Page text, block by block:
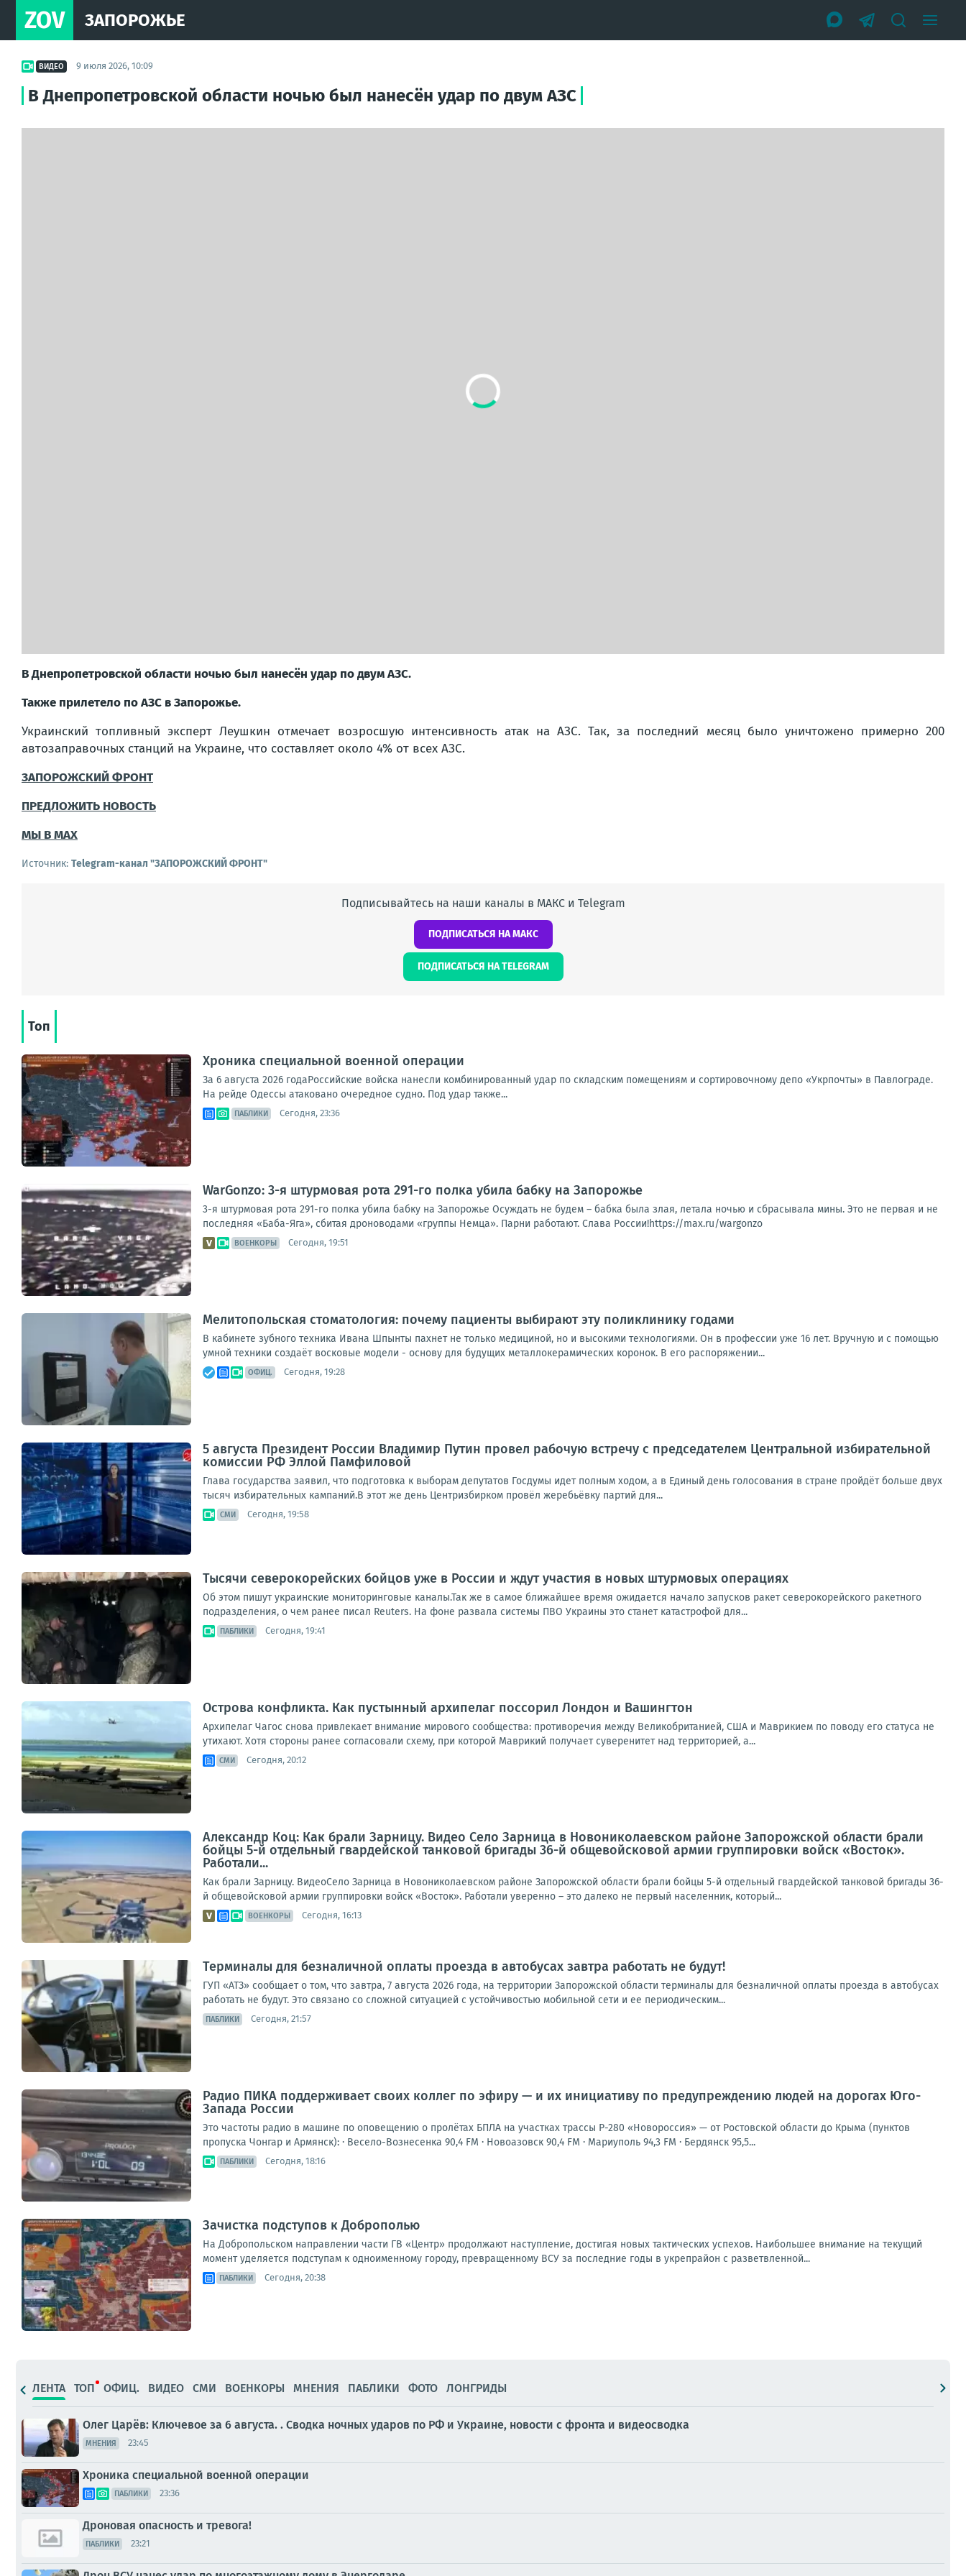
ZOV ЗАПОРОЖЬЕ
ВИДЕО 9 июля 2026, 10:09
В Днепропетровской области ночью был нанесён удар по двум АЗС
В Днепропетровской области ночью был нанесён удар по двум АЗС.
Также прилетело по АЗС в Запорожье.
Украинский топливный эксперт Леушкин отмечает возросшую интенсивность атак на АЗС. Так, за последний месяц было уничтожено примерно 200
автозаправочных станций на Украине, что составляет около 4% от всех АЗС.
ЗАПОРОЖСКИЙ ФРОНТ
ПРЕДЛОЖИТЬ НОВОСТЬ
МЫ В MAX
Источник: Telegram-канал "ЗАПОРОЖСКИЙ ФРОНТ"
Подписывайтесь на наши каналы в МАКС и Telegram
ПОДПИСАТЬСЯ НА МАКС
ПОДПИСАТЬСЯ НА TELEGRAM
Топ
Хроника специальной военной операции
За 6 августа 2026 годаРоссийские войска нанесли комбинированный удар по складским помещениям и сортировочному депо «Укрпочты» в Павлограде.
На рейде Одессы атаковано очередное судно. Под удар также...
ПАБЛИКИ Сегодня, 23:36
WarGonzo: 3-я штурмовая рота 291-го полка убила бабку на Запорожье
3-я штурмовая рота 291-го полка убила бабку на Запорожье Осуждать не будем – бабка была злая, летала ночью и сбрасывала мины. Это не первая и не
последняя «Баба-Яга», сбитая дроноводами «группы Немца». Парни работают. Слава России!https://max.ru/wargonzo
ВОЕНКОРЫ Сегодня, 19:51
Мелитопольская стоматология: почему пациенты выбирают эту поликлинику годами
В кабинете зубного техника Ивана Шпынты пахнет не только медициной, но и высокими технологиями. Он в профессии уже 16 лет. Вручную и с помощью
умной техники создаёт восковые модели - основу для будущих металлокерамических коронок. В его распоряжении...
ОФИЦ. Сегодня, 19:28
5 августа Президент России Владимир Путин провел рабочую встречу с председателем Центральной избирательной
комиссии РФ Эллой Памфиловой
Глава государства заявил, что подготовка к выборам депутатов Госдумы идет полным ходом, а в Единый день голосования в стране пройдёт больше двух
тысяч избирательных кампаний.В этот же день Центризбирком провёл жеребьёвку партий для...
СМИ Сегодня, 19:58
Тысячи северокорейских бойцов уже в России и ждут участия в новых штурмовых операциях
Об этом пишут украинские мониторинговые каналы.Так же в самое ближайшее время ожидается начало запусков ракет северокорейского ракетного
подразделения, о чем ранее писал Reuters. На фоне развала системы ПВО Украины это станет катастрофой для...
ПАБЛИКИ Сегодня, 19:41
Острова конфликта. Как пустынный архипелаг поссорил Лондон и Вашингтон
Архипелаг Чагос снова привлекает внимание мирового сообщества: противоречия между Великобританией, США и Маврикием по поводу его статуса не
утихают. Хотя стороны ранее согласовали схему, при которой Маврикий получает суверенитет над территорией, а...
СМИ Сегодня, 20:12
Александр Коц: Как брали Зарницу. Видео Село Зарница в Новониколаевском районе Запорожской области брали
бойцы 5-й отдельный гвардейской танковой бригады 36-й общевойсковой армии группировки войск «Восток».
Работали...
Как брали Зарницу. ВидеоСело Зарница в Новониколаевском районе Запорожской области брали бойцы 5-й отдельный гвардейской танковой бригады 36-
й общевойсковой армии группировки войск «Восток». Работали уверенно – это далеко не первый населенник, который...
ВОЕНКОРЫ Сегодня, 16:13
Терминалы для безналичной оплаты проезда в автобусах завтра работать не будут!
ГУП «АТЗ» сообщает о том, что завтра, 7 августа 2026 года, на территории Запорожской области терминалы для безналичной оплаты проезда в автобусах
работать не будут. Это связано со сложной ситуацией с устойчивостью мобильной сети и ее периодическим...
ПАБЛИКИ Сегодня, 21:57
Радио ПИКА поддерживает своих коллег по эфиру — и их инициативу по предупреждению людей на дорогах Юго-
Запада России
Это частоты радио в машине по оповещению о пролётах БПЛА на участках трассы Р-280 «Новороссия» — от Ростовской области до Крыма (пунктов
пропуска Чонгар и Армянск): · Весело-Вознесенка 90,4 FM · Новоазовск 90,4 FM · Мариуполь 94,3 FM · Бердянск 95,5...
ПАБЛИКИ Сегодня, 18:16
Зачистка подступов к Доброполью
На Добропольском направлении части ГВ «Центр» продолжают наступление, достигая новых тактических успехов. Наибольшее внимание на текущий
момент уделяется подступам к одноименному городу, превращенному ВСУ за последние годы в укрепрайон с разветвленной...
ПАБЛИКИ Сегодня, 20:38
ЛЕНТА ТОП ОФИЦ. ВИДЕО СМИ ВОЕНКОРЫ МНЕНИЯ ПАБЛИКИ ФОТО ЛОНГРИДЫ
Олег Царёв: Ключевое за 6 августа. . Сводка ночных ударов по РФ и Украине, новости с фронта и видеосводка
МНЕНИЯ 23:45
Хроника специальной военной операции
ПАБЛИКИ 23:36
Дроновая опасность и тревога!
ПАБЛИКИ 23:21